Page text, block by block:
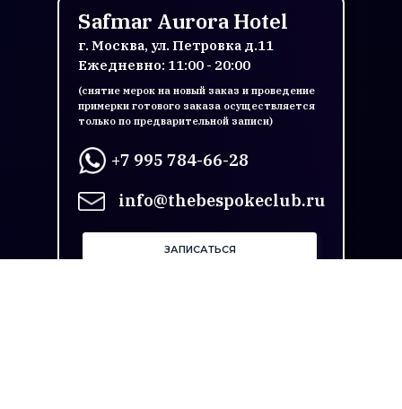
(снятие мерок на новый заказ и проведение
примерки готового заказа осуществляется
только по предварительной записи)
Ежедневно: 11:00 - 20:00
г. Москва, ул. Петровка д.11
Safmar Aurora Hotel
info@thebespokeclub.ru
+7 995 784-66-28
ЗАПИСАТЬСЯ